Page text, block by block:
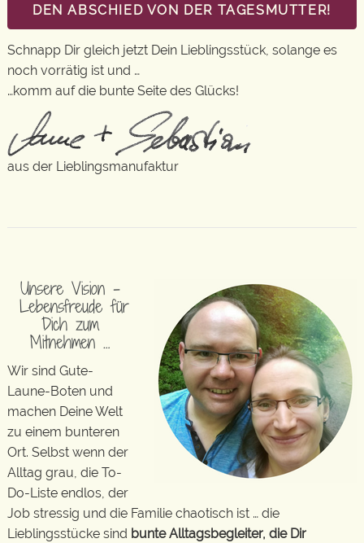
DEN ABSCHIED VON DER TAGESMUTTER!
Schnapp Dir gleich jetzt Dein Lieblingsstück, solange es
noch vorrätig ist und …
…komm auf die bunte Seite des Glücks!
aus der Lieblingsmanufaktur
Unsere Vision –
Lebensfreude für
Dich zum
Mitnehmen …
Wir sind Gute-
Laune-Boten und
machen Deine Welt
zu einem bunteren
Ort. Selbst wenn der
Alltag grau, die To-
Do-Liste endlos, der
Job stressig und die Familie chaotisch ist … die
Lieblingsstücke sind bunte Alltagsbegleiter, die Dir